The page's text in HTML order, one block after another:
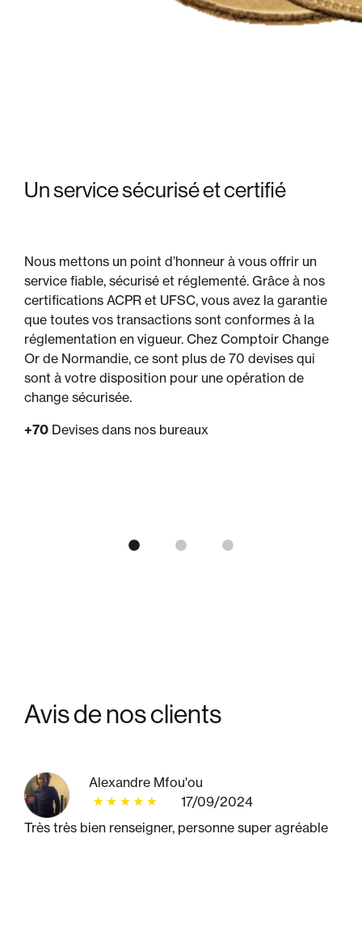
Un servicesécurisé et certifié
Nous mettons un point d’honneur à vous offrir un
service fiable, sécurisé et réglementé. Grâce à nos
certifications ACPR et UFSC, vous avez la garantie
que toutes vos transactions sont conformes à la
réglementation en vigueur. Chez Comptoir Change
Or de Normandie, ce sont plus de 70 devises qui
sont à votre disposition pour une opération de
change sécurisée.
+70Devises dans nos bureaux
Avis denos clients
Alexandre Mfou'ou
17/09/2024
Très très bien renseigner, personne super agréable